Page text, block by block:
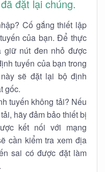
đặt lại chúng.
Cố gắng thiết lập
của bạn. Để thực
giữ nút đen nhỏ được
tuyến của bạn trong
sẽ đặt lại bộ định
gốc.
tuyến không tải? Nếu
hãy đảm bảo thiết bị
kết nối với mạng
cần kiểm tra xem địa
sai có được đặt làm